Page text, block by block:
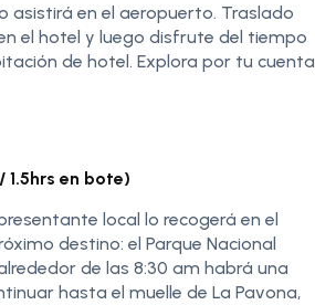
asistirá en el aeropuerto. Traslado
el hotel y luego disfrute del tiempo
de hotel. Explora por tu cuenta
1.5hrs en bote)
local lo recogerá en el
destino: el Parque Nacional
de las 8:30 am habrá una
hasta el muelle de La Pavona,